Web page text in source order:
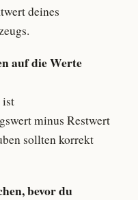
deines
auf die Werte
ist
minus Restwert
sollten korrekt
bevor du